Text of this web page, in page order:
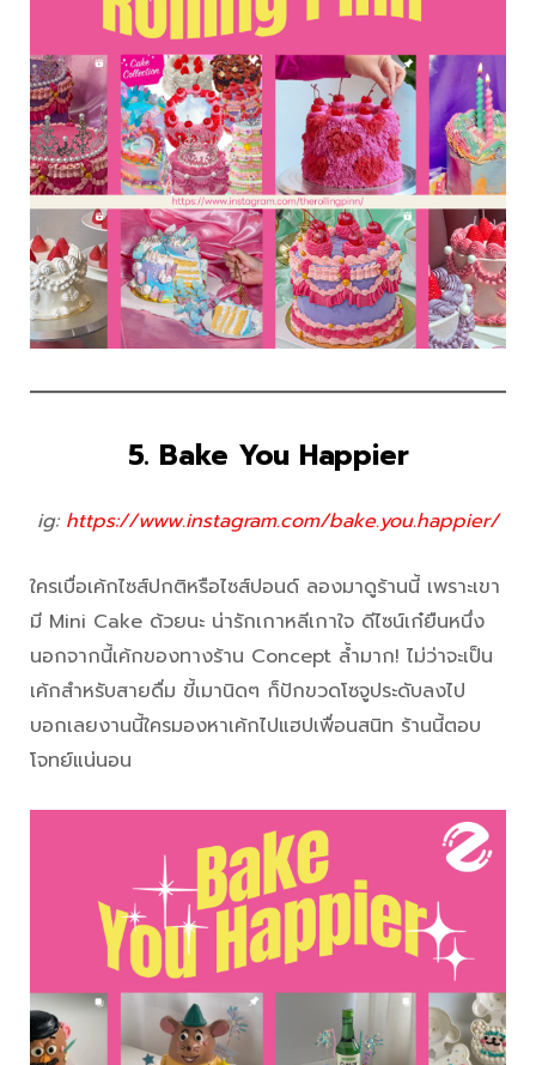
5. Bake You Happier
ig: https://www.instagram.com/bake.you.happier/
ใครเบื่อเค้กไซส์ปกติหรือไซส์ปอนด์ ลองมาดูร้านนี้ เพราะเขา
มี Mini Cake ด้วยนะ น่ารักเกาหลีเกาใจ ดีไซน์เก๋ยืนหนึ่ง
นอกจากนี้เค้กของทางร้าน Concept ล้ำมาก! ไม่ว่าจะเป็น
เค้กสำหรับสายดื่ม ขี้เมานิดๆ ก็ปักขวดโซจูประดับลงไป
บอกเลยงานนี้ใครมองหาเค้กไปแฮปเพื่อนสนิท ร้านนี้ตอบ
โจทย์แน่นอน